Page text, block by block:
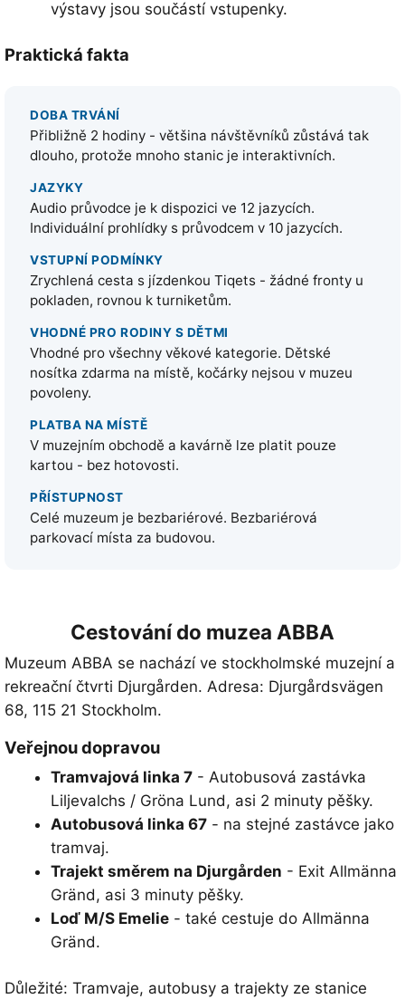
výstavy jsou součástí vstupenky.
Praktická fakta
DOBA TRVÁNÍ
Přibližně 2 hodiny - většina návštěvníků zůstává tak
dlouho, protože mnoho stanic je interaktivních.
JAZYKY
Audio průvodce je k dispozici ve 12 jazycích.
Individuální prohlídky s průvodcem v 10 jazycích.
VSTUPNÍ PODMÍNKY
Zrychlená cesta s jízdenkou Tiqets - žádné fronty u
pokladen, rovnou k turniketům.
VHODNÉ PRO RODINY S DĚTMI
Vhodné pro všechny věkové kategorie. Dětské
nosítka zdarma na místě, kočárky nejsou v muzeu
povoleny.
PLATBA NA MÍSTĚ
V muzejním obchodě a kavárně lze platit pouze
kartou - bez hotovosti.
PŘÍSTUPNOST
Celé muzeum je bezbariérové. Bezbariérová
parkovací místa za budovou.
Cestování do muzea ABBA
Muzeum ABBA se nachází ve stockholmské muzejní a
rekreační čtvrti Djurgården. Adresa: Djurgårdsvägen
68, 115 21 Stockholm.
Veřejnou dopravou
Tramvajová linka 7 - Autobusová zastávka
Liljevalchs / Gröna Lund, asi 2 minuty pěšky.
Autobusová linka 67 - na stejné zastávce jako
tramvaj.
Trajekt směrem na Djurgården - Exit Allmänna
Gränd, asi 3 minuty pěšky.
Loď M/S Emelie - také cestuje do Allmänna
Gränd.
Důležité: Tramvaje, autobusy a trajekty ze stanice